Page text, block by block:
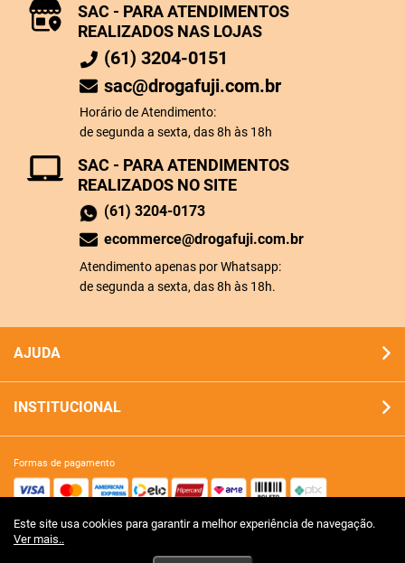
Este site usa cookies para garantir a melhor experiência de navegação.
Ver mais..
SAC - PARA ATENDIMENTOS
REALIZADOS NO SITE
(61) 3204-0173
ecommerce@drogafuji.com.br
Atendimento apenas por Whatsapp:
de segunda a sexta, das 8h às 18h.
SAC - PARA ATENDIMENTOS
REALIZADOS NAS LOJAS
(61) 3204-0151
sac@drogafuji.com.br
Horário de Atendimento:
de segunda a sexta, das 8h às 18h
AJUDA
INSTITUCIONAL
formas de pagamento
site 100% seguro